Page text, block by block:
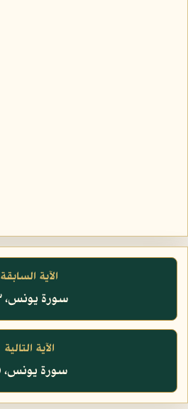
الآية السابقة
سورة يونس، ١٣
الآية التالية
سورة يونس، ١٥